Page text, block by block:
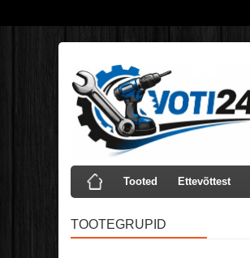
Tooted Ettevõttest
TOOTEGRUPID